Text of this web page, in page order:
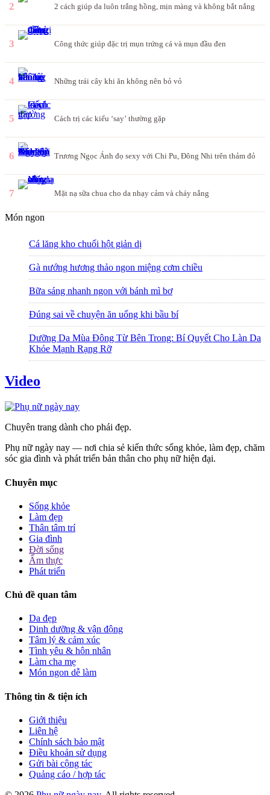
2 2 cách giúp da luôn trắng hồng, mịn màng và không bắt nắng
3 Công thức giúp đặc trị mụn trứng cá và mụn đầu đen
4 Những trái cây khi ăn không nên bỏ vỏ
5 Cách trị các kiểu ‘say’ thường gặp
6 Trương Ngọc Ánh đọ sexy với Chi Pu, Đông Nhi trên thảm đỏ
7 Mặt nạ sữa chua cho da nhạy cảm và cháy nắng
Món ngon
Cá lăng kho chuối hột giản dị
Gà nướng hương thảo ngon miệng cơm chiều
Bữa sáng nhanh ngon với bánh mì bơ
Đúng sai về chuyện ăn uống khi bầu bí
Dưỡng Da Mùa Đông Từ Bên Trong: Bí Quyết Cho Làn Da
Khỏe Mạnh Rạng Rỡ
Video
Chuyên trang dành cho phái đẹp.
Phụ nữ ngày nay — nơi chia sẻ kiến thức sống khỏe, làm đẹp, chăm
sóc gia đình và phát triển bản thân cho phụ nữ hiện đại.
Chuyên mục
Sống khỏe
Làm đẹp
Thân tâm trí
Gia đình
Đời sống
Ẩm thực
Phát triển
Chủ đề quan tâm
Da đẹp
Dinh dưỡng & vận động
Tâm lý & cảm xúc
Tình yêu & hôn nhân
Làm cha mẹ
Món ngon dễ làm
Thông tin & tiện ích
Giới thiệu
Liên hệ
Chính sách bảo mật
Điều khoản sử dụng
Gửi bài cộng tác
Quảng cáo / hợp tác